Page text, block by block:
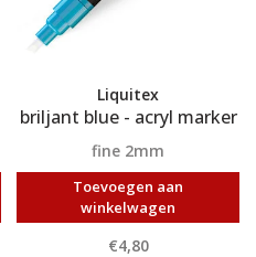
Liquitex
briljant blue - acryl marker
fine 2mm
Toevoegen aan
winkelwagen
€4,80